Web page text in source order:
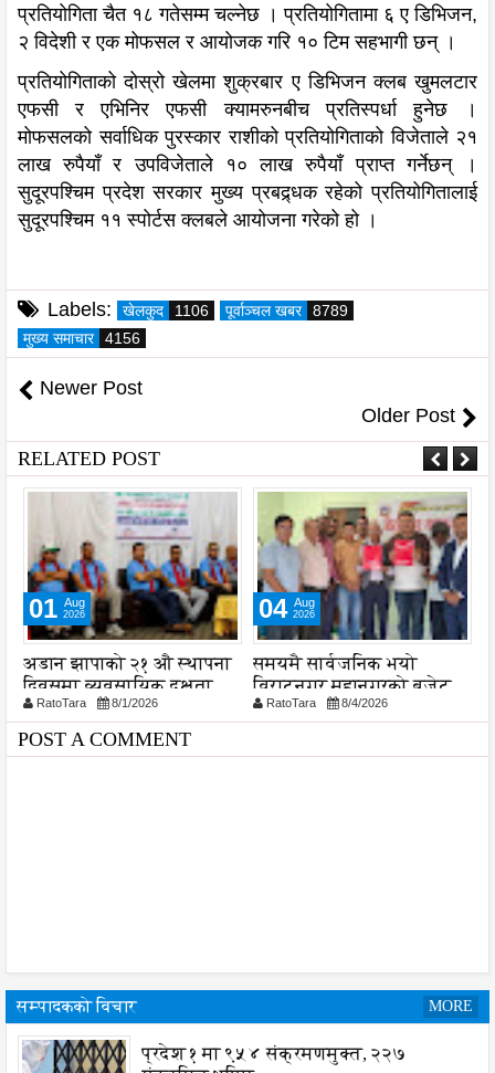
प्रतियोगिता चैत १८ गतेसम्म चल्नेछ । प्रतियोगितामा ६ ए डिभिजन,
२ विदेशी र एक मोफसल र आयोजक गरि १० टिम सहभागी छन् ।
प्रतियोगिताको दोस्रो खेलमा शुक्रबार ए डिभिजन क्लब खुमलटार
एफसी र एभिनिर एफसी क्यामरुनबीच प्रतिस्पर्धा हुनेछ ।
मोफसलको सर्वाधिक पुरस्कार राशीको प्रतियोगिताको विजेताले २१
लाख रुपैयाँ र उपविजेताले १० लाख रुपैयाँ प्राप्त गर्नेछन् ।
सुदूरपश्चिम प्रदेश सरकार मुख्य प्रबद्र्धक रहेको प्रतियोगितालाई
सुदूरपश्चिम ११ स्पोर्टस क्लबले आयोजना गरेको हो ।
Labels: खेलकुद 1106 पूर्वाञ्चल खबर
8789
मुख्य समाचार
4156
Newer Post
Older Post
RELATED POST
01 Aug
2026
अडान झापाको २१ औ स्थापना
दिवसमा व्यवसायिक दक्षता,
विश्वसनीयता र गुणस्तरमा
जोड
RatoTara 8/1/2026
04 Aug
2026
समयमै सार्वजनिक भयो
विराटनगर महानगरको बजेट
पुस्तिका, कार्यान्वयन प्रक्रिया
RatoTara 8/4/2026
POST A COMMENT
सम्पादकको विचार MORE
प्रदेश १ मा ९५४ संक्रमणमुक्त, २२७